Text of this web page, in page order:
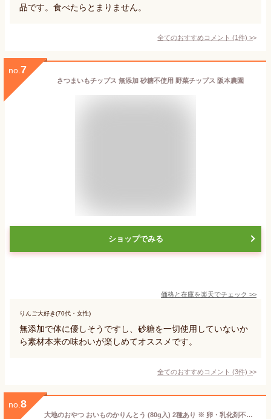
品です。食べたらとまりません。
全てのおすすめコメント (1件) >
no. 7
さつまいもチップス 無添加 砂糖不使用 野菜チップス 阪本農園
ショップでみる
価格と在庫を楽天でチェック >>
りんご大好き(70代・女性)
無添加で体に優しそうですし、砂糖を一切使用していないか
ら素材本来の味わいが楽しめてオススメです。
全てのおすすめコメント (3件) >
no. 8
大地のおやつ おいものかりんとう (80g入) 2種あり ※ 卵・乳化剤不使用【無添加 芋けんぴ 和菓子 プチギフト 御中元 お中元 御歳暮 お歳暮 内祝 ギフト プレゼント 挨拶 お礼 誕生日 母の日 父の日 敬老の日】